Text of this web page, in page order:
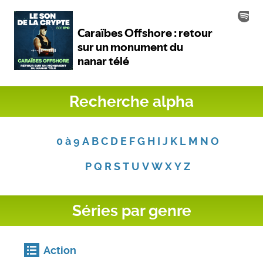
Recherche alpha
0 à 9 A B C D E F G H I J K L M N O
P Q R S T U V W X Y Z
Séries par genre
Action